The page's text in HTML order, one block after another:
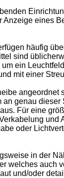
eines
häufig
sind
ein
mit einer
genau
Für eine
oder
in der
welches auch
und/oder